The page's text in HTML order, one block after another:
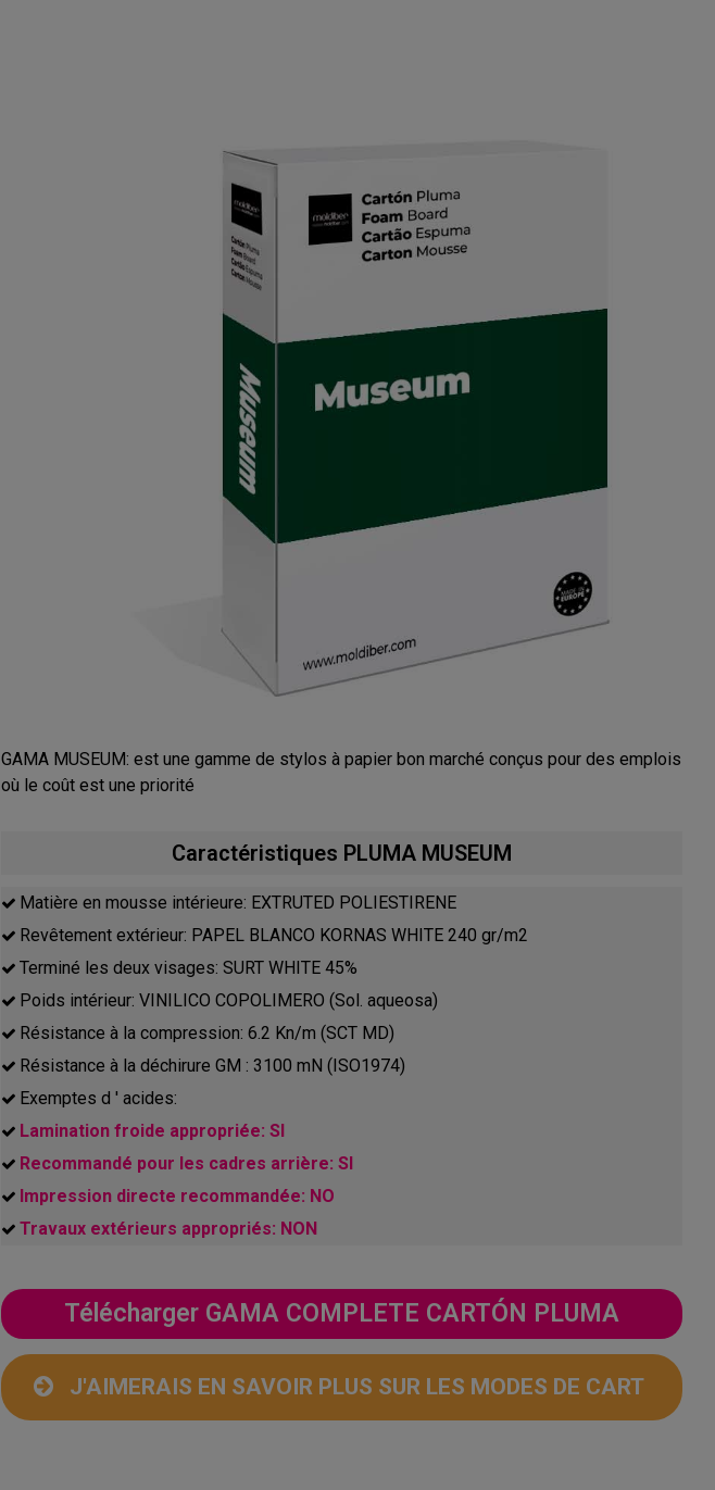
GAMA MUSEUM: est une gamme de stylos à papier bon marché conçus pour des emplois
où le coût est une priorité
Caractéristiques PLUMA MUSEUM
Matière en mousse intérieure: EXTRUTED POLIESTIRENE
Revêtement extérieur: PAPEL BLANCO KORNAS WHITE 240 gr/m2
Terminé les deux visages: SURT WHITE 45%
Poids intérieur: VINILICO COPOLIMERO (Sol. aqueosa)
Résistance à la compression: 6.2 Kn/m (SCT MD)
Résistance à la déchirure GM : 3100 mN (ISO1974)
Exemptes d ' acides:
Lamination froide appropriée: SI
Recommandé pour les cadres arrière: SI
Impression directe recommandée: NO
Travaux extérieurs appropriés: NON
Télécharger GAMA COMPLETE CARTÓN PLUMA
J'AIMERAIS EN SAVOIR PLUS SUR LES MODES DE CART